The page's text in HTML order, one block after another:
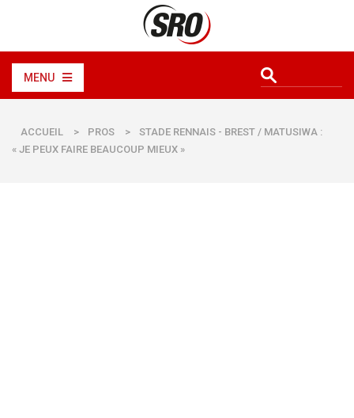
MENU
ACCUEIL > PROS >
STADE RENNAIS - BREST / MATUSIWA :
« JE PEUX FAIRE BEAUCOUP MIEUX »